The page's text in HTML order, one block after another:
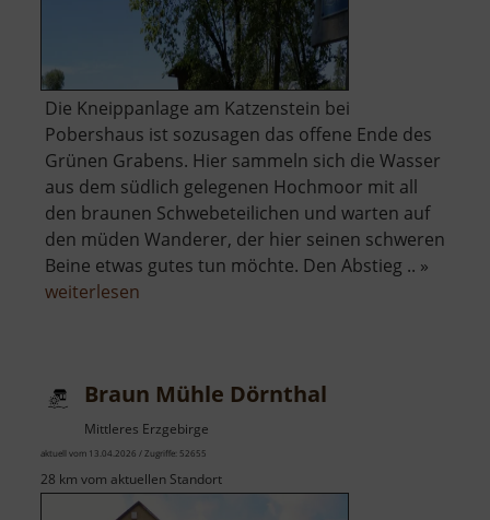
Die Kneippanlage am Katzenstein bei
Pobershaus ist sozusagen das offene Ende des
Grünen Grabens. Hier sammeln sich die Wasser
aus dem südlich gelegenen Hochmoor mit all
den braunen Schwebeteilichen und warten auf
den müden Wanderer, der hier seinen schweren
Beine etwas gutes tun möchte. Den Abstieg .. »
weiterlesen
Braun Mühle Dörnthal
Mittleres Erzgebirge
aktuell vom 13.04.2026 / Zugriffe: 52655
28 km vom aktuellen Standort